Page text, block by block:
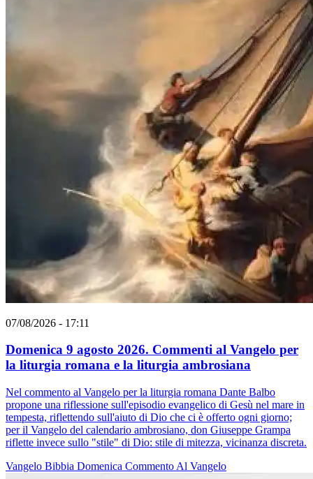
07/08/2026 - 17:11
Domenica 9 agosto 2026. Commenti al Vangelo per
la liturgia romana e la liturgia ambrosiana
Nel commento al Vangelo per la liturgia romana Dante Balbo
propone una riflessione sull'episodio evangelico di Gesù nel mare in
tempesta, riflettendo sull'aiuto di Dio che ci è offerto ogni giorno;
per il Vangelo del calendario ambrosiano, don Giuseppe Grampa
riflette invece sullo "stile" di Dio: stile di mitezza, vicinanza discreta.
Vangelo Bibbia Domenica Commento Al Vangelo